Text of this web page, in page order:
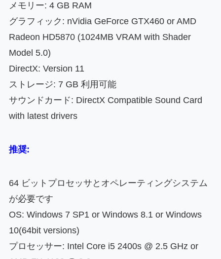
メモリー: 4 GB RAM
グラフィック: nVidia GeForce GTX460 or AMD
Radeon HD5870 (1024MB VRAM with Shader
Model 5.0)
DirectX: Version 11
ストレージ: 7 GB 利用可能
サウンドカード: DirectX Compatible Sound Card
with latest drivers
推奨:
64 ビットプロセッサとオペレーティングシステム
が必要です
OS: Windows 7 SP1 or Windows 8.1 or Windows
10(64bit versions)
プロセッサー: Intel Core i5 2400s @ 2.5 GHz or